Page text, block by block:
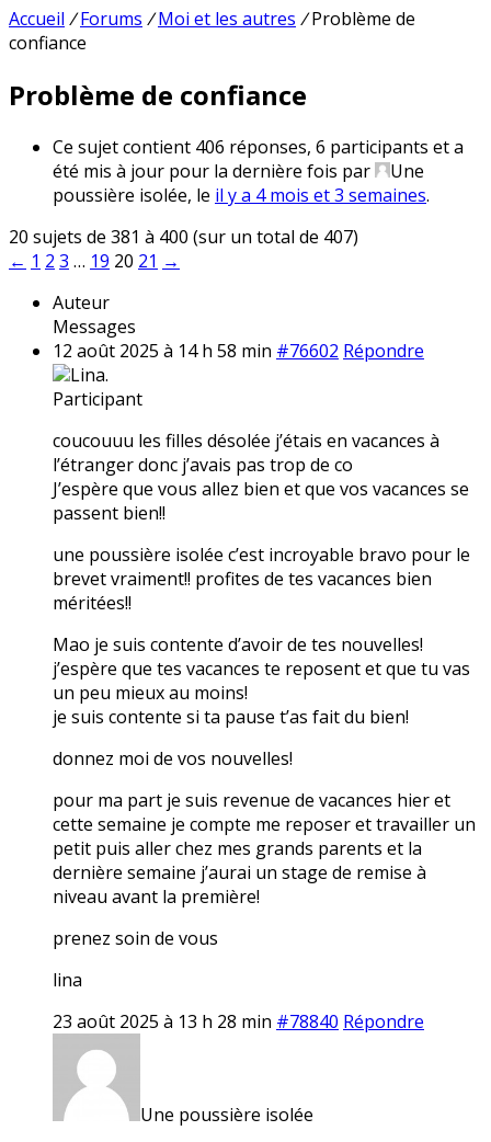
Accueil / Forums / Moi et les autres / Problème de
confiance
Problème de confiance
Ce sujet contient 406 réponses, 6 participants et a
été mis à jour pour la dernière fois par
Une
poussière isolée, le il y a 4 mois et 3 semaines.
20 sujets de 381 à 400 (sur un total de 407)
← 1 2 3 … 19 20 21 →
Auteur
Messages
12 août 2025 à 14 h 58 min #76602 Répondre
Lina.
Participant
coucouuu les filles désolée j’étais en vacances à
l’étranger donc j’avais pas trop de co
J’espère que vous allez bien et que vos vacances se
passent bien!!
une poussière isolée c’est incroyable bravo pour le
brevet vraiment!! profites de tes vacances bien
méritées!!
Mao je suis contente d’avoir de tes nouvelles!
j’espère que tes vacances te reposent et que tu vas
un peu mieux au moins!
je suis contente si ta pause t’as fait du bien!
donnez moi de vos nouvelles!
pour ma part je suis revenue de vacances hier et
cette semaine je compte me reposer et travailler un
petit puis aller chez mes grands parents et la
dernière semaine j’aurai un stage de remise à
niveau avant la première!
prenez soin de vous
lina
23 août 2025 à 13 h 28 min #78840 Répondre
Une poussière isolée